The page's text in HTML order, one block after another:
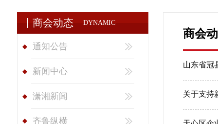
商会动态 DYNAMIC
通知公告
新闻中心
潇湘新闻
齐鲁纵横
商会
山东省冠
关于支持